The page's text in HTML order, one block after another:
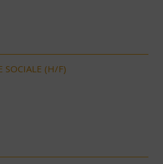
SOCIALE (H/F)